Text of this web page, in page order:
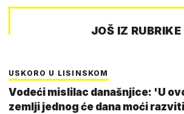
JOŠ IZ RUBRIKE
USKORO U LISINSKOM
Vodeći mislilac današnjice: 'U
zemlji jednog će dana moći